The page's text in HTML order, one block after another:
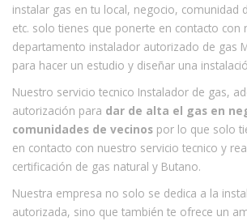
instalar gas en tu local, negocio, comunidad
etc. solo tienes que ponerte en contacto con
departamento instalador autorizado de gas
para hacer un estudio y diseñar una
Nuestro servicio tecnico Instalador de gas,
autorización para dar de alta el gas en
comunidades de vecinos por lo que solo
en contacto con nuestro servicio tecnico y
certificación de gas natural y Butano.
Nuestra empresa no solo se dedica a la
autorizada, sino que también te ofrece un